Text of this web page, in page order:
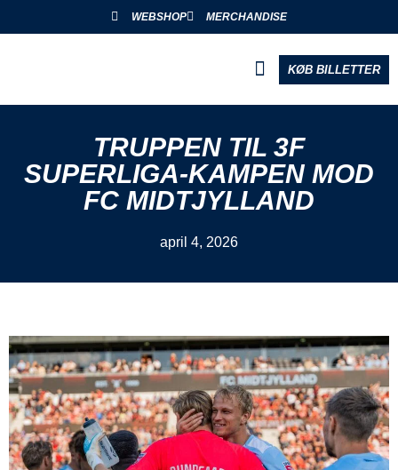
WEBSHOP MERCHANDISE
KØB BILLETTER
TRUPPEN TIL 3F
SUPERLIGA-KAMPEN MOD
FC MIDTJYLLAND
april 4, 2026